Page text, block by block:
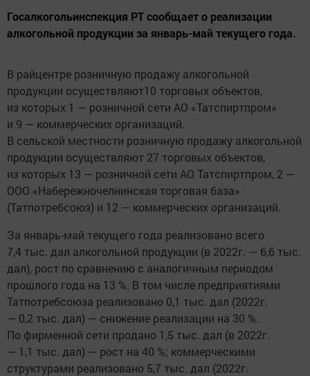
Госалкогольинспекция РТ сообщает о реализации
алкогольной продукции за январь-май текущего года.
В райцентре розничную продажу алкогольной
продукции осуществляют10 торговых объектов,
из которых 1 — розничной сети АО «Татспиртпром»
и 9 — коммерческих организаций.
В сельской местности розничную продажу алкогольной
продукции осуществляют 27 торговых объектов,
из которых 13 — розничной сети АО Татспиртпром, 2 —
ООО «Набережночелнинская торговая база»
(Татпотребсоюз) и 12 — коммерческих организаций.
За январь-май текущего года реализовано всего
7,4 тыс. дал алкогольной продукции (в 2022г. — 6,6 тыс.
дал), рост по сравнению с аналогичным периодом
прошлого года на 13 %. В том числе предприятиями
Татпотребсоюза реализовано 0,1 тыс. дал (2022г.
— 0,2 тыс. дал) — снижение реализации на 30 %.
По фирменной сети продано 1,5 тыс. дал (в 2022г.
— 1,1 тыс. дал) — рост на 40 %; коммерческими
структурами реализовано 5,7 тыс. дал (2022г.